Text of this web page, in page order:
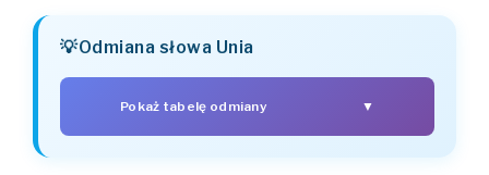
Odmiana słowa Unia
Pokaż tabelę odmiany ▼